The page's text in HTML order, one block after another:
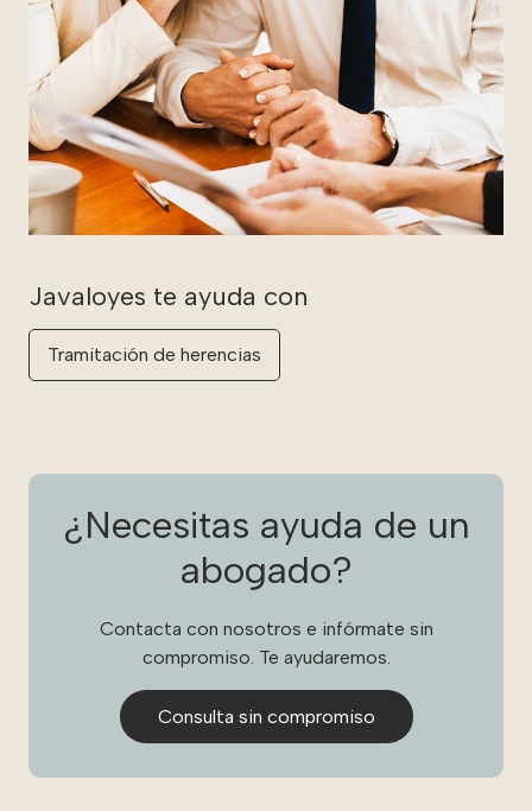
Tramitación de herencias
¿Necesitas ayuda de un
abogado?
Contacta con nosotros e infórmate sin
compromiso. Te ayudaremos.
Consulta sin compromiso